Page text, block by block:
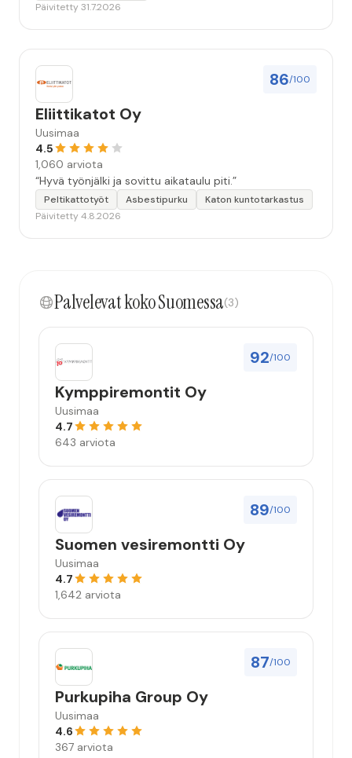
Päivitetty 31.7.2026
86/100
Eliittikatot Oy
Uusimaa
4.5
1,060 arviota
“Hyvä työnjälki ja sovittu aikataulu piti.”
Peltikattotyöt Asbestipurku
Katon kuntotarkastus
Päivitetty 4.8.2026
Palvelevat koko Suomessa(3)
92/100
Kymppiremontit Oy
Uusimaa
4.7
643 arviota
89/100
Suomen vesiremontti Oy
Uusimaa
4.7
1,642 arviota
87/100
Purkupiha Group Oy
Uusimaa
4.6
367 arviota